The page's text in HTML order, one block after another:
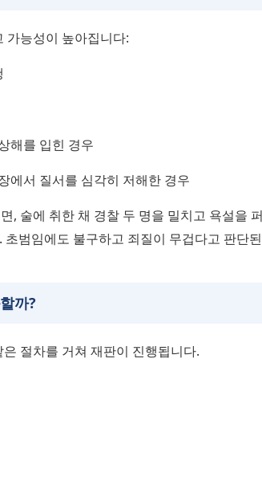
가능성이 높아집니다:
해를 입힌 경우
에서 질서를 심각히 저해한 경우
, 술에 취한 채 경찰 두 명을 밀치고 욕설을
범임에도 불구하고 죄질이 무겁다고 판단
까?
절차를 거쳐 재판이 진행됩니다.